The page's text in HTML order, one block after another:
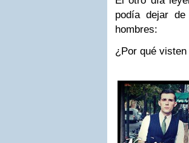
podía dejar
hombres:
¿Por qué